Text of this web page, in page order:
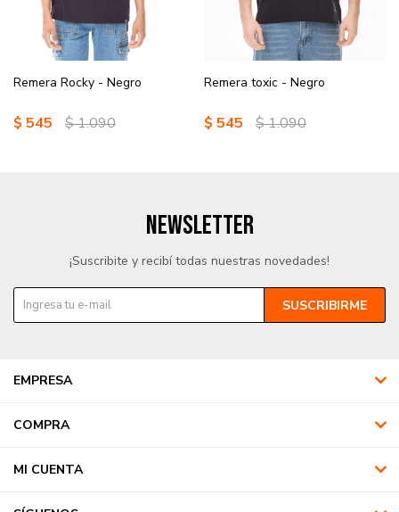
Remera Rocky - Negro
$ 545 $1.090
Remera toxic - Negro
$ 545 $1.090
EMPRESA
COMPRA
MI CUENTA
NEWSLETTER
¡Suscribite y recibí todas nuestras novedades!
SUSCRIBIRME